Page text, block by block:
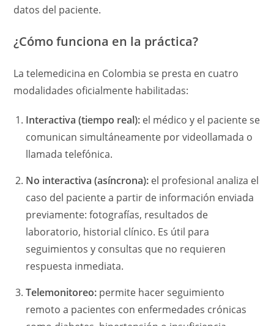
datos del paciente.
¿Cómo funciona en la práctica?
La telemedicina en Colombia se presta en cuatro
modalidades oficialmente habilitadas:
Interactiva (tiempo real): el médico y el paciente se
comunican simultáneamente por videollamada o
llamada telefónica.
No interactiva (asíncrona): el profesional analiza el
caso del paciente a partir de información enviada
previamente: fotografías, resultados de
laboratorio, historial clínico. Es útil para
seguimientos y consultas que no requieren
respuesta inmediata.
Telemonitoreo: permite hacer seguimiento
remoto a pacientes con enfermedades crónicas